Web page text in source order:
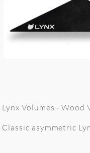
Lynx Volumes - Wood
Classic asymmetric